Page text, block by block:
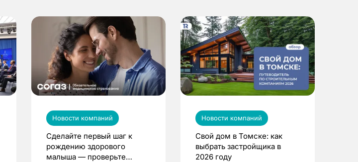
Новости компаний
Сделайте первый шаг к
рождению здорового
малыша — проверьте
Новости компаний
Свой дом в Томске: как
выбрать застройщика в
2026 году